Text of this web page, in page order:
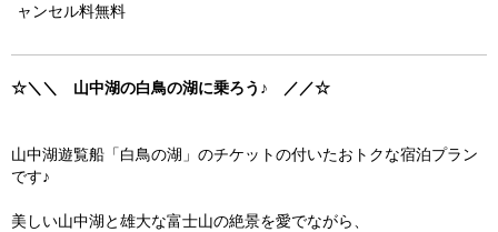
ャンセル料無料
☆＼＼ 山中湖の白鳥の湖に乗ろう♪ ／／☆
山中湖遊覧船「白鳥の湖」のチケットの付いたおトクな宿泊プラン
です♪
美しい山中湖と雄大な富士山の絶景を愛でながら、